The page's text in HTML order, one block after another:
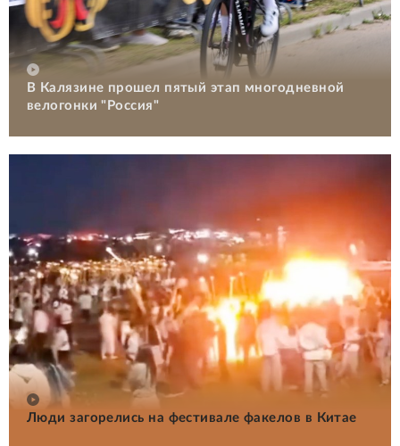
В Калязине прошел пятый этап многодневной
велогонки "Россия"
Люди загорелись на фестивале факелов в Китае